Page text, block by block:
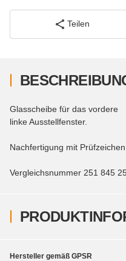
Teilen
Glasscheibe für das vordere
linke Ausstellfenster.
Nachfertigung mit Prüfzeichen
Vergleichsnummer 251 845
Hersteller gemäß GPSR